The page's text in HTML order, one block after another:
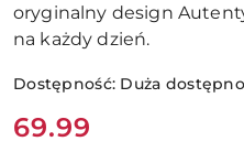
oryginalny design
na każdy dzień.
Dostępność: Duża
Cena:
69.99